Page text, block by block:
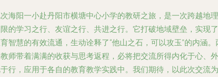
海阳一小赴丹阳市横塘中心小学的教研之旅，是一次跨越地理
的学习之行、友谊之行、共进之行。它打破地域壁垒，实现了
智慧的有效流通，生动诠释了“他山之石，可以攻玉”的内涵。
师带着满满的收获与思考返程，必将把交流所得内化于心、外
行，应用于各自的教育教学实践中。我们期待，以此次交流为